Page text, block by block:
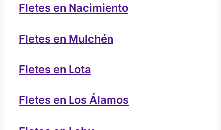
Fletes en Nacimiento
Fletes en Mulchén
Fletes en Lota
Fletes en Los Álamos